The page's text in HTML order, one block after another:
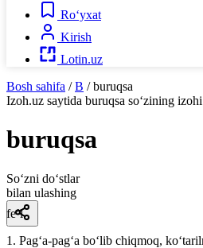
Ro‘yxat
Kirish
Lotin.uz
Bosh sahifa / B / buruqsa
Izoh.uz saytida buruqsa so‘zining
buruqsa
So‘zni do‘stlar
bilan ulashing
fe’l
1. Pagʻa-pagʻa boʻlib chiqmoq,